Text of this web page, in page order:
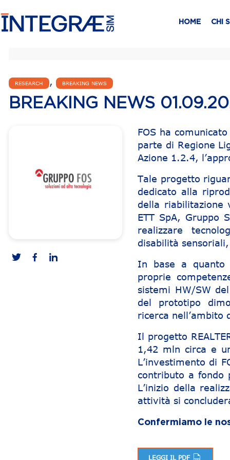
HOME CHI
RESEARCH , BREAKING NEWS
BREAKING NEWS
FOS ha
parte di Regione
Azione 1.2.4,
Tale progetto
dedicato alla
della riabilitazione
ETT SpA, Gruppo
realizzare
disabilità
In base a quanto
proprie
sistemi HW/SW
del prototipo
ricerca nell’ambito
Il progetto
1,42 mln circa e
L’investimento di
contributo a fondo
L’inizio della
attività si
Confermiamo le
LEGGI IL PDF